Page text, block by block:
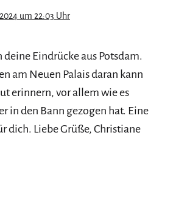
um 22:03 Uhr
deine Eindrücke aus Potsdam.
am Neuen Palais daran kann
erinnern, vor allem wie es
in den Bann gezogen hat. Eine
dich. Liebe Grüße, Christiane